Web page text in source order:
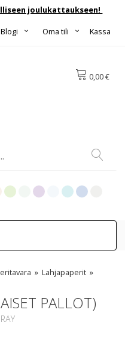
joulukattaukseen!
Kassa
Oma tili
Blogi
0,00 €
Lahjapaperit
PALLOT)